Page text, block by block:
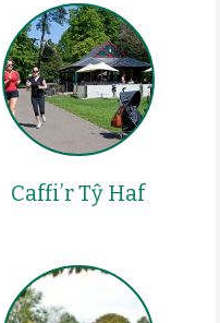
Caffi’r Tŷ Haf